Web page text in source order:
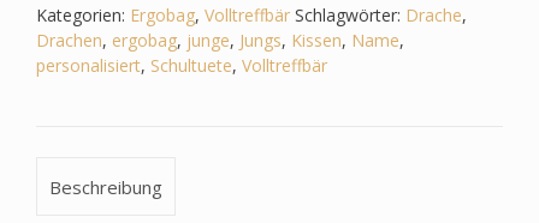
Feuerspuckend
Menge
Kategorien: Ergobag, Volltreffbär Schlagwörter: Drache,
Drachen, ergobag, junge, Jungs, Kissen, Name,
personalisiert, Schultuete, Volltreffbär
Beschreibung